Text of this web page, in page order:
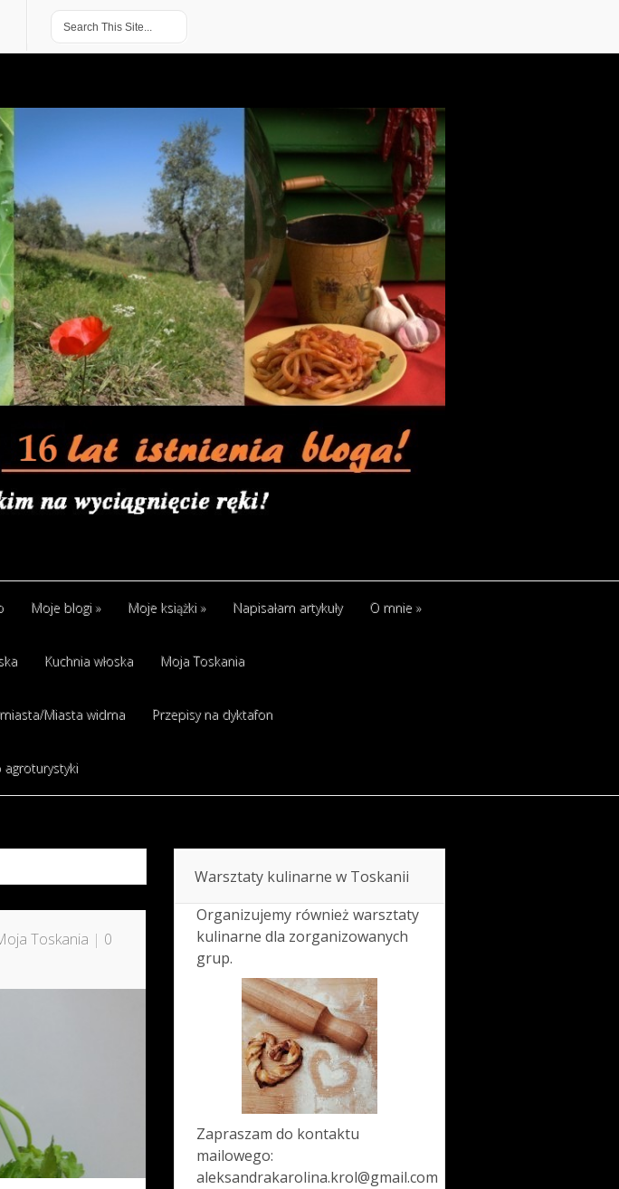
Moje blogi » Moje książki » Napisałam artykuły O mnie »
Kuchnia włoska Moja Toskania
Miasta widma Przepisy na dyktafon
agroturystyki
Toskania | 0
Warsztaty kulinarne w Toskanii
Organizujemy również warsztaty
kulinarne dla zorganizowanych
grup.
Zapraszam do kontaktu
mailowego:
aleksandrakarolina.krol@gmail.com